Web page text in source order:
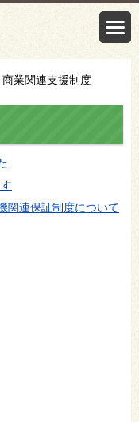
業関連支援制度
関連保証制度について